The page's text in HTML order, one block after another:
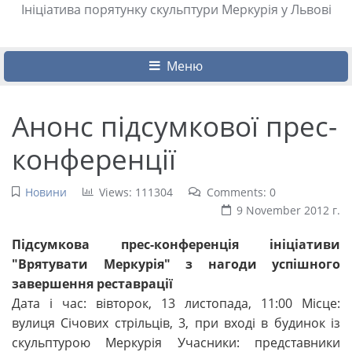
Ініціатива порятунку скульптури Меркурія у Львові
Меню
Анонс підсумкової прес-
конференції
Новини Views: 111304
Comments: 0
9 November 2012 г.
Підсумкова прес-конференція ініціативи
"Врятувати Меркурія" з нагоди успішного
завершення реставрації
Дата і час: вівторок, 13 листопада, 11:00 Місце:
вулиця Січових стрільців, 3, при вході в будинок із
скульптурою Меркурія Учасники: представники